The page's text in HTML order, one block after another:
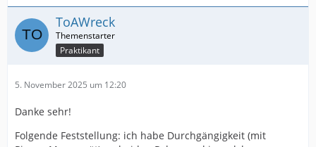
ToAWreck
Praktikant
5. November 2025 um 12:20
Danke sehr!
Folgende Feststellung: ich habe Durchgängigkeit (mit